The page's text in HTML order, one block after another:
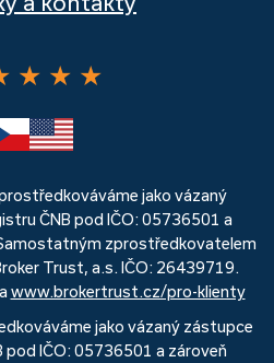
★ ★ ★
jako vázaný
ČNB pod IČO: 05736501 a
zprostředkovatelem
Trust, a.s. IČO: 26439719.
www.brokertrust.cz/pro-klienty
jako vázaný zástupce
pod IČO: 05736501 a zároveň